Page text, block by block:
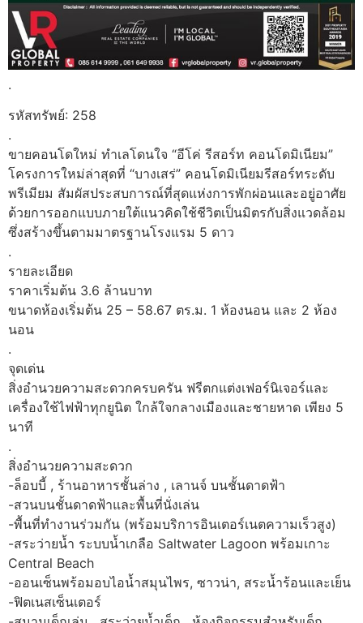
.
รหัสทรัพย์: 258
.
ขายคอนโดใหม่ ทำเลโดนใจ “อีโค่ รีสอร์ท คอนโดมิเนียม”
โครงการใหม่ล่าสุดที่ “บางเสร่” คอนโดมิเนียมรีสอร์ทระดับ
พรีเมียม สัมผัสประสบการณ์ที่สุดแห่งการพักผ่อนและอยู่อาศัย
ด้วยการออกแบบภายใต้แนวคิดใช้ชีวิตเป็นมิตรกับสิ่งแวดล้อม
ซึ่งสร้างขึ้นตามมาตรฐานโรงแรม 5 ดาว
.
รายละเอียด
ราคาเริ่มต้น 3.6 ล้านบาท
ขนาดห้องเริ่มต้น 25 – 58.67 ตร.ม. 1 ห้องนอน และ 2 ห้อง
นอน
.
จุดเด่น
สิ่งอำนวยความสะดวกครบครัน ฟรีตกแต่งเฟอร์นิเจอร์และ
เครื่องใช้ไฟฟ้าทุกยูนิต ใกล้ใจกลางเมืองและชายหาด เพียง 5
นาที
.
สิ่งอำนวยความสะดวก
-ล็อบบี้ , ร้านอาหารชั้นล่าง , เลานจ์ บนชั้นดาดฟ้า
-สวนบนชั้นดาดฟ้าและพื้นที่นั่งเล่น
-พื้นที่ทำงานร่วมกัน (พร้อมบริการอินเตอร์เนตความเร็วสูง)
-สระว่ายน้ำ ระบบน้ำเกลือ Saltwater Lagoon พร้อมเกาะ
Central Beach
-ออนเซ็นพร้อมอบไอน้ำสมุนไพร, ซาวน่า, สระน้ำร้อนและเย็น
-ฟิตเนสเซ็นเตอร์